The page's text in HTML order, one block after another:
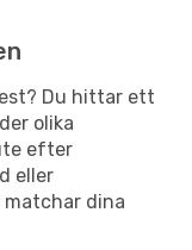
Du hittar ett
olika
efter
eller
dina